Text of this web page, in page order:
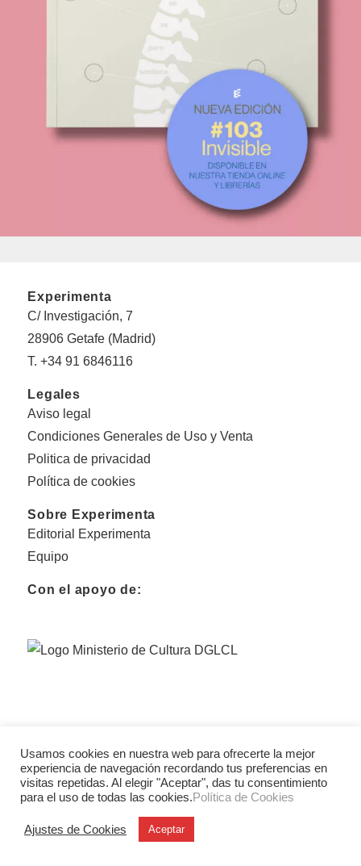
Experimenta
C/ Investigación, 7
28906 Getafe (Madrid)
T. +34 91 6846116
Legales
Aviso legal
Condiciones Generales de Uso y Venta
Politica de privacidad
Política de cookies
Sobre Experimenta
Editorial Experimenta
Equipo
Con el apoyo de:
Usamos cookies en nuestra web para ofrecerte la mejor
experiencia de navegación recordando tus preferencias en
visitas repetidas. Al elegir "Aceptar", das tu consentimiento
para el uso de todas las cookies.Política de Cookies
Ajustes de Cookies Aceptar